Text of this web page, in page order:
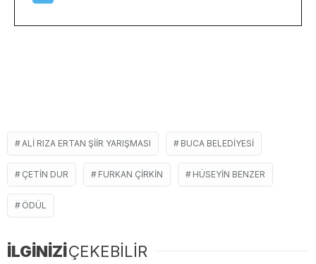
ALI RIZA ERTAN ŞIIR YARIŞMASI BUCA BELEDIYESI
ÇETIN DUR FURKAN ÇIRKIN HÜSEYIN BENZER
ÖDÜL
İLGİNİZİÇEKEBİLİR